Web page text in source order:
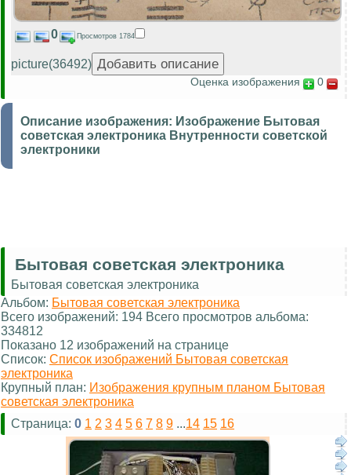
0 Просмотров 1784
picture(36492)
Оценка изображения 0
Описание изображения: Изображение Бытовая
советская электроника Внутренности советской
электроники
Бытовая советская электроника
Бытовая советская электроника
Альбом: Бытовая советская электроника
Всего изображений: 194 Всего просмотров альбома:
334812
Показано 12 изображений на странице
Список: Список изображений Бытовая советская
электроника
Крупный план: Изображения крупным планом Бытовая
советская электроника
Страница: 0 1 2 3 4 5 6 7 8 9 ...14 15 16